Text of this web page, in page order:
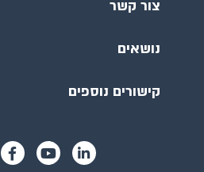
צור קשר
נושאים
קישורים נוספים